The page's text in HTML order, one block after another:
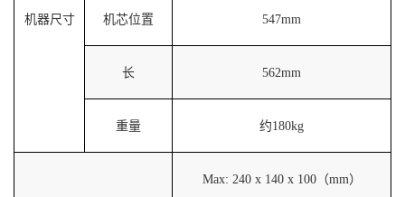
机器尺寸 机芯位置 547mm
长 562mm
重量 约180kg
Max: 240 x 140 x 100（mm）